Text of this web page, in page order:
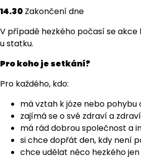
14.30 Zakončení dne
V případě hezkého počasí se
u statku.
Pro koho je setkání?
Pro každého, kdo:
má vztah k józe nebo pohybu
zajímá se o své zdraví a
má rád dobrou společnost a
si chce dopřát den, kdy není
chce udělat něco hezkého